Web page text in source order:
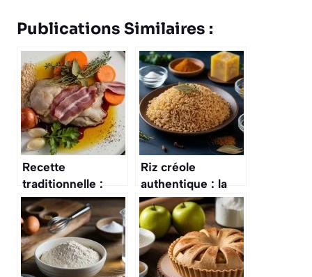
Publications Similaires :
Recette
traditionnelle :
lapin en civet à
l’ancienne
Riz créole
authentique : la
recette
traditionnelle